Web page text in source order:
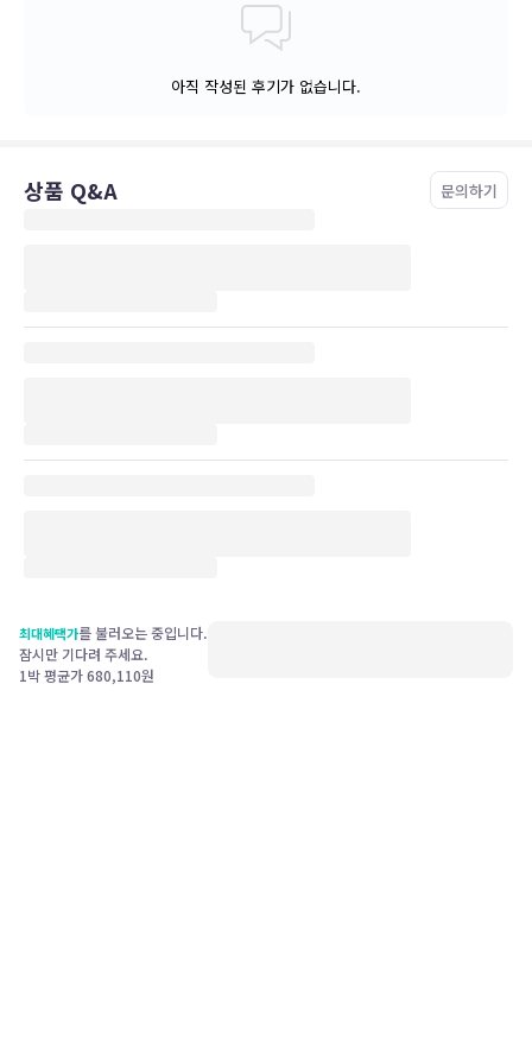
아직 작성된 후기가 없습니다.
상품 Q&A 문의하기
최대혜택가를 불러오는 중입니다.
잠시만 기다려 주세요.
1박 평균가680,110원